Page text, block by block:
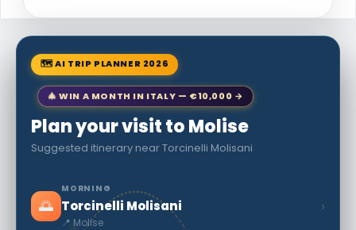
🗺 AI TRIP PLANNER 2026
🎄 WIN A MONTH IN ITALY — €10,000 →
Plan your visit to Molise
Suggested itinerary near Torcinelli Molisani
🌅
MORNING
Torcinelli Molisani
📍 Molise
›